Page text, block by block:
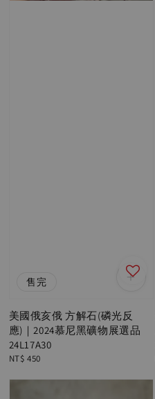
售完
美國俄亥俄 方解石(磷光反
應)｜2024慕尼黑礦物展選品
24L17A30
Regular
NT$ 450